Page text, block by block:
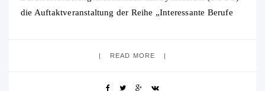
die Auftaktveranstaltung der Reihe „Interessante Berufe
READ MORE